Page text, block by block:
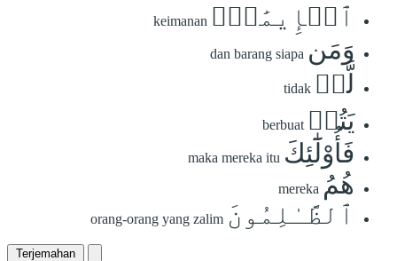
ٱلۡإِيمَٰنِۚ keimanan
وَمَن dan barang siapa
لَّمۡ tidak
يَتُبۡ berbuat
فَأُوْلَٰٓئِكَ maka mereka itu
هُمُ mereka
ٱلظَّـٰلِمُونَ orang-orang yang zalim
Terjemahan